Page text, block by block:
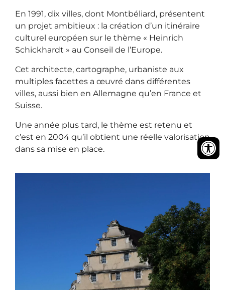
En 1991, dix villes, dont Montbéliard, présentent
un projet ambitieux : la création d’un itinéraire
culturel européen sur le thème « Heinrich
Schickhardt » au Conseil de l’Europe.
Cet architecte, cartographe, urbaniste aux
multiples facettes a œuvré dans différentes
villes, aussi bien en Allemagne qu’en France et
Suisse.
Une année plus tard, le thème est retenu et
c’est en 2004 qu’il obtient une réelle valorisation
dans sa mise en place.